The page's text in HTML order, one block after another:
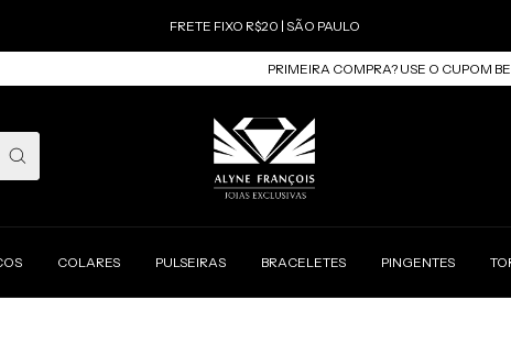
FRETE FIXO R$20 | SÃO PAULO
PRIMEIRA COMPRA? USE O CUPOM
COLARES PULSEIRAS BRACELETES PINGENTES